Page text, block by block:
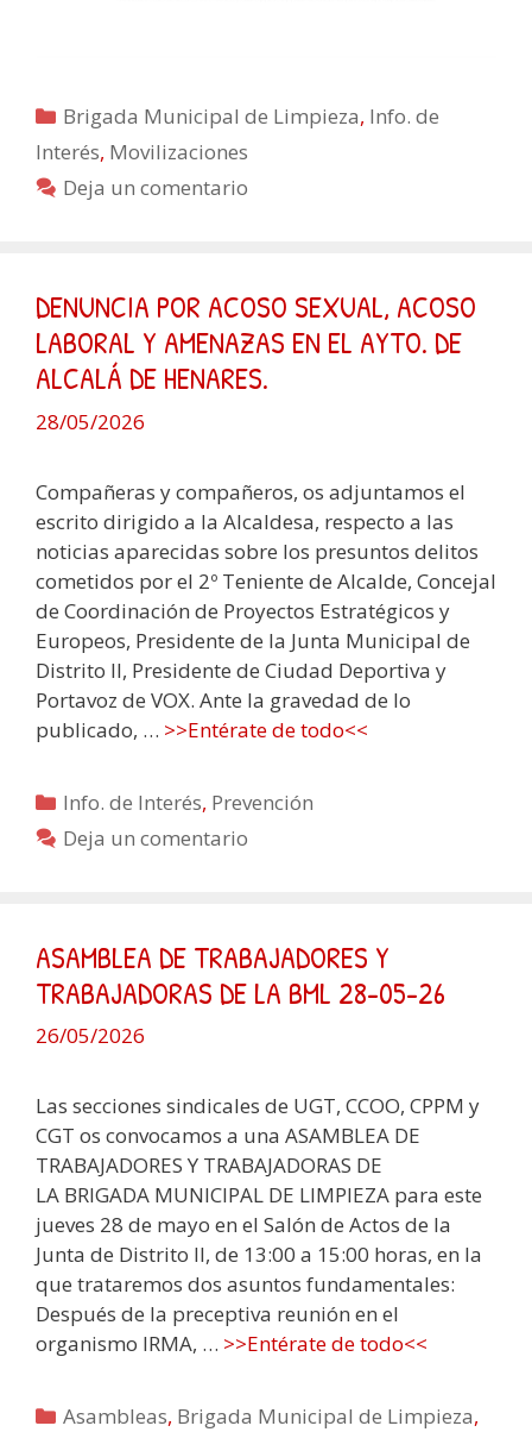
Categorías
Brigada Municipal de Limpieza, Info. de
Interés, Movilizaciones
Deja un comentario
DENUNCIA POR ACOSO SEXUAL, ACOSO
LABORAL Y AMENAZAS EN EL AYTO. DE
ALCALÁ DE HENARES.
28/05/2026
Compañeras y compañeros, os adjuntamos el
escrito dirigido a la Alcaldesa, respecto a las
noticias aparecidas sobre los presuntos delitos
cometidos por el 2º Teniente de Alcalde, Concejal
de Coordinación de Proyectos Estratégicos y
Europeos, Presidente de la Junta Municipal de
Distrito II, Presidente de Ciudad Deportiva y
Portavoz de VOX. Ante la gravedad de lo
publicado, … >>Entérate de todo<<
Categorías
Info. de Interés, Prevención
Deja un comentario
ASAMBLEA DE TRABAJADORES Y
TRABAJADORAS DE LA BML 28-05-26
26/05/2026
Las secciones sindicales de UGT, CCOO, CPPM y
CGT os convocamos a una ASAMBLEA DE
TRABAJADORES Y TRABAJADORAS DE
LA BRIGADA MUNICIPAL DE LIMPIEZA para este
jueves 28 de mayo en el Salón de Actos de la
Junta de Distrito II, de 13:00 a 15:00 horas, en la
que trataremos dos asuntos fundamentales:
Después de la preceptiva reunión en el
organismo IRMA, … >>Entérate de todo<<
Categorías
Asambleas, Brigada Municipal de Limpieza,